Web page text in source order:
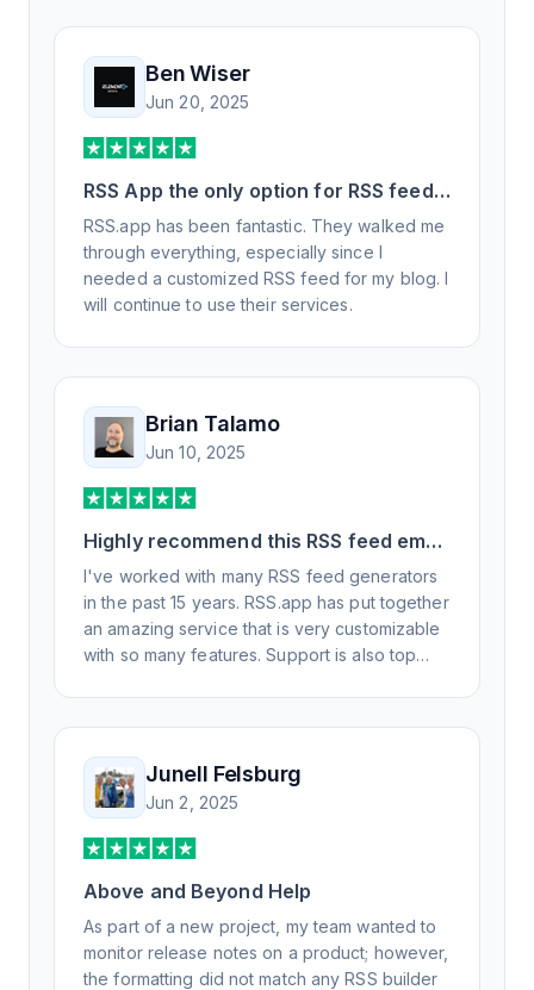
Ben Wiser
Jun 20, 2025
RSS App the only option for RSS feed
generation
RSS.app has been fantastic. They walked me
through everything, especially since I
needed a customized RSS feed for my blog. I
will continue to use their services.
Brian Talamo
Jun 10, 2025
Highly recommend this RSS feed email
/ widget generator service.
I've worked with many RSS feed generators
in the past 15 years. RSS.app has put together
an amazing service that is very customizable
with so many features. Support is also top
professionally. Highly recommend for all your
RSS feed needs. Our trucking news hub
website couldn't work without it. Thank you.
Junell Felsburg
Jun 2, 2025
Above and Beyond Help
As part of a new project, my team wanted to
monitor release notes on a product; however,
the formatting did not match any RSS builder